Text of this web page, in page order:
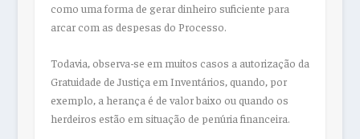
como uma forma de gerar dinheiro suficiente para
arcar com as despesas do Processo.
Todavia, observa-se em muitos casos a autorização da
Gratuidade de Justiça em Inventários, quando, por
exemplo, a herança é de valor baixo ou quando os
herdeiros estão em situação de penúria financeira.